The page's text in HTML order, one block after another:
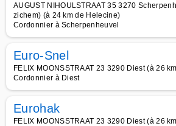
AUGUST NIHOULSTRAAT 35 3270
zichem) (à 24 km de Helecine)
Cordonnier à Scherpenheuvel
Euro-Snel
FELIX MOONSSTRAAT 23 3290 Diest (à 26
Cordonnier à Diest
Eurohak
FELIX MOONSSTRAAT 23 3290 Diest (à 26